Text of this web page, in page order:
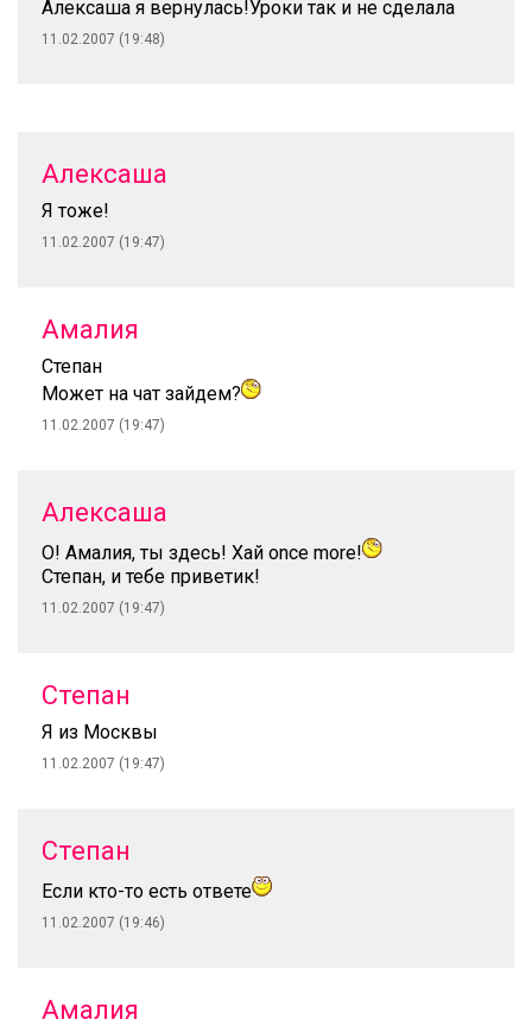
Алексаша я вернулась!Уроки так и не сделала
11.02.2007 (19:48)
Алексаша
Я тоже!
11.02.2007 (19:47)
Амалия
Степан
Может на чат зайдем?
11.02.2007 (19:47)
Алексаша
О! Амалия, ты здесь! Хай once more!
Степан, и тебе приветик!
11.02.2007 (19:47)
Степан
Я из Москвы
11.02.2007 (19:47)
Степан
Если кто-то есть ответе
11.02.2007 (19:46)
Амалия